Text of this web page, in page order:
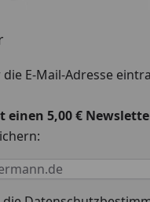
E-Mail-Adresse
einen 5,00 €
erforderlich